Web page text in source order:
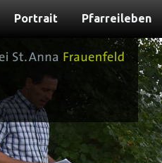
Portrait Pfarreileben